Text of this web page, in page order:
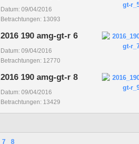
Datum: 09/04/2016
Betrachtungen: 13093
2016 190 amg-gt-r 6
Datum: 09/04/2016
Betrachtungen: 12770
2016 190 amg-gt-r 8
Datum: 09/04/2016
Betrachtungen: 13429
7 8